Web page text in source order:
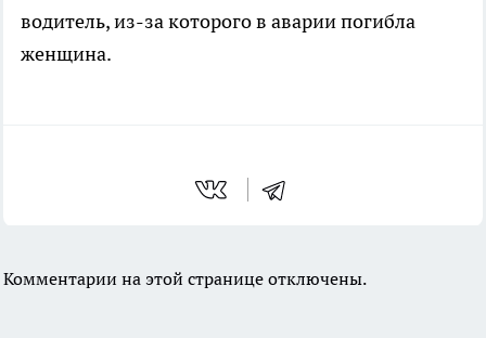
водитель, из-за которого в аварии погибла
женщина.
Комментарии на этой странице отключены.